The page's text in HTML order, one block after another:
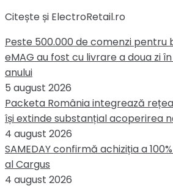
Citește și ElectroRetail.ro
Peste 500.000 de comenzi pentru
eMAG au fost cu livrare a doua zi
anului
5 august 2026
Packeta România integrează
își extinde substanțial acoperirea
4 august 2026
SAMEDAY confirmă achiziția a
al Cargus
4 august 2026